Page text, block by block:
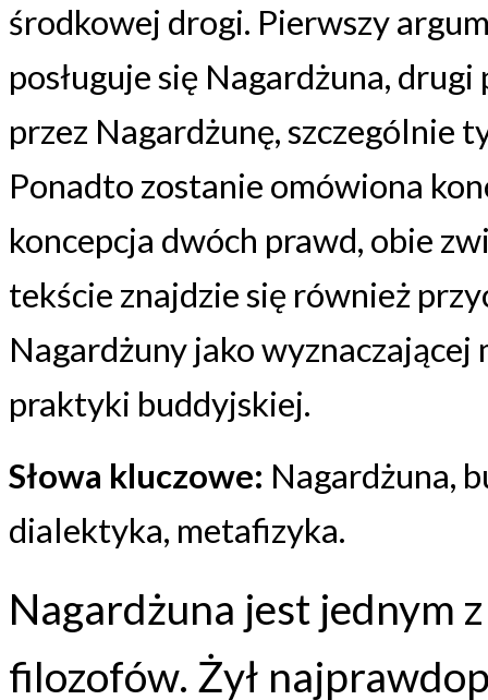
środkowej drogi. Pierwszy
posługuje się Nagardżuna,
przez Nagardżunę, szczególnie
Ponadto zostanie omówiona
koncepcja dwóch prawd, obie
tekście znajdzie się również
Nagardżuny jako
praktyki buddyjskiej.
Słowa kluczowe: Nagardżuna,
dialektyka, metafizyka.
Nagardżuna jest jednym
filozofów. Żył